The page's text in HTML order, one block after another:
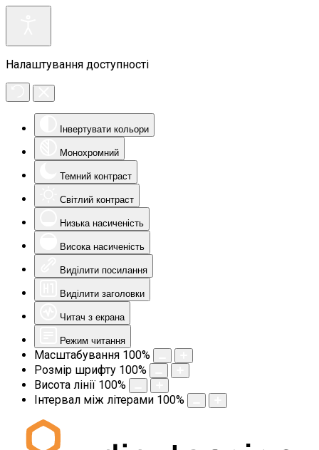
Налаштування доступності
Інвертувати кольори
Монохромний
Темний контраст
Світлий контраст
Низька насиченість
Висока насиченість
Виділити посилання
Виділити заголовки
Читач з екрана
Режим читання
Масштабування 100%
Розмір шрифту 100%
Висота лінії 100%
Інтервал між літерами 100%